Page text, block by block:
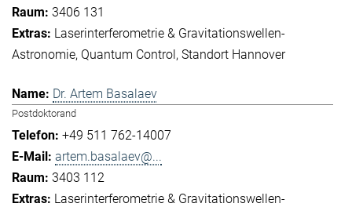
3406 131
Laserinterferometrie & Gravitationswellen-
Astronomie Quantum Control Standort Hannover
Dr. Artem Basalaev
Postdoktorand
+49 511 762-14007
artem.basalaev@...
3403 112
Laserinterferometrie & Gravitationswellen-